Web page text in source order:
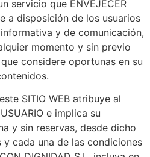
servicio que ENVEJECER
a disposición de los usuarios
y de comunicación,
momento y sin previo
considere oportunas en su
SITIO WEB atribuye al
e implica su
y sin reservas, desde dicho
cada una de las condiciones